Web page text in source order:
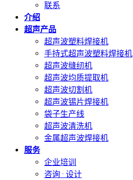
联系
介绍
超声产品
超声波塑料焊接机
手持式超声波塑料焊接机
超声波缝纫机
超声波均质提取机
超声波切割机
超声波锡片焊接机
袋子生产线
超声波清洗机
金属超声波焊接机
服务
企业培训
咨询 · 设计